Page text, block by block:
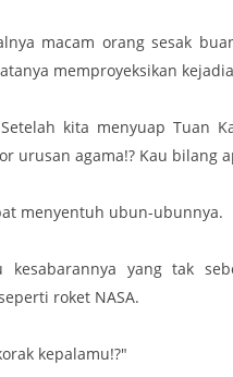
macam orang sesak
memproyeksikan
kita menyuap Tuan
urusan agama!? Kau bilang
menyentuh ubun-ubunnya.
kesabarannya yang tak
roket NASA.
kepalamu!?"